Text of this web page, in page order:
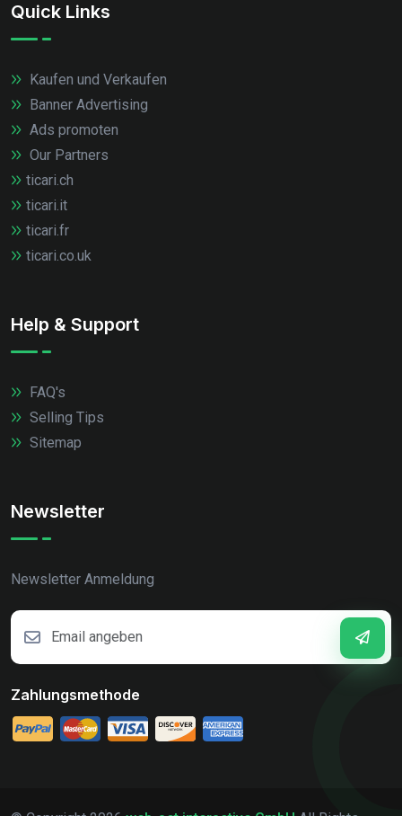
Quick Links
Kaufen und Verkaufen
Banner Advertising
Ads promoten
Our Partners
ticari.ch
ticari.it
ticari.fr
ticari.co.uk
Help & Support
FAQ's
Selling Tips
Sitemap
Newsletter
Newsletter Anmeldung
Zahlungsmethode